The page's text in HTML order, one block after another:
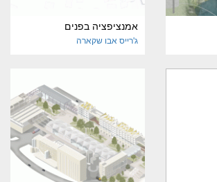
אמנציפציה בפנים
ג'רייס אבו שקארה